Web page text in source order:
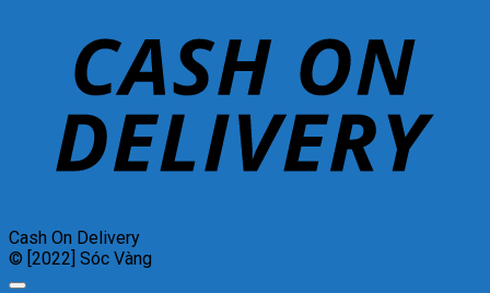
Cash On Delivery
© [2022] Sóc Vàng